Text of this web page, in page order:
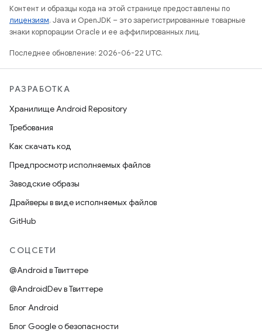
Контент и образцы кода на этой странице предоставлены по
лицензиям. Java и OpenJDK – это зарегистрированные товарные
знаки корпорации Oracle и ее аффилированных лиц.
Последнее обновление: 2026-06-22 UTC.
РАЗРАБОТКА
Хранилище Android Repository
Требования
Как скачать код
Предпросмотр исполняемых файлов
Заводские образы
Драйверы в виде исполняемых файлов
GitHub
СОЦСЕТИ
@Android в Твиттере
@AndroidDev в Твиттере
Блог Android
Блог Google о безопасности